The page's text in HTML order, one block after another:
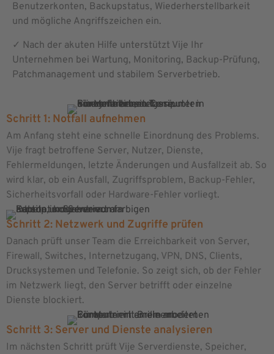
Benutzerkonten, Backupstatus, Wiederherstellbarkeit
und mögliche Angriffszeichen ein.
✓ Nach der akuten Hilfe unterstützt Vije Ihr
Unternehmen bei Wartung, Monitoring, Backup-Prüfung,
Patchmanagement und stabilem Serverbetrieb.
Schritt 1: Notfall aufnehmen
Am Anfang steht eine schnelle Einordnung des Problems.
Vije fragt betroffene Server, Nutzer, Dienste,
Fehlermeldungen, letzte Änderungen und Ausfallzeit ab. So
wird klar, ob ein Ausfall, Zugriffsproblem, Backup-Fehler,
Sicherheitsvorfall oder Hardware-Fehler vorliegt.
Schritt 2: Netzwerk und Zugriffe prüfen
Danach prüft unser Team die Erreichbarkeit von Server,
Firewall, Switches, Internetzugang, VPN, DNS, Clients,
Drucksystemen und Telefonie. So zeigt sich, ob der Fehler
im Netzwerk liegt, den Server betrifft oder einzelne
Dienste blockiert.
Schritt 3: Server und Dienste analysieren
Im nächsten Schritt prüft Vije Serverdienste, Speicher,